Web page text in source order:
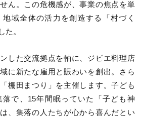
ん。この危機感が、事業の焦点を単
域全体の活力を創造する「村づく
た。
した交流拠点を軸に、ジビエ料理店
に新たな雇用と賑わいを創出。さら
棚田まつり」を主催します。子ども
で、15年間眠っていた「子ども神
、集落の人たちが心から喜んだとい